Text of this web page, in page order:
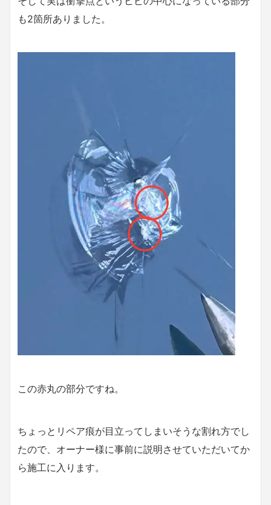
も2箇所ありました。
この赤丸の部分ですね。
ちょっとリペア痕が目立ってしまいそうな割れ方でし
たので、オーナー様に事前に説明させていただいてか
ら施工に入ります。